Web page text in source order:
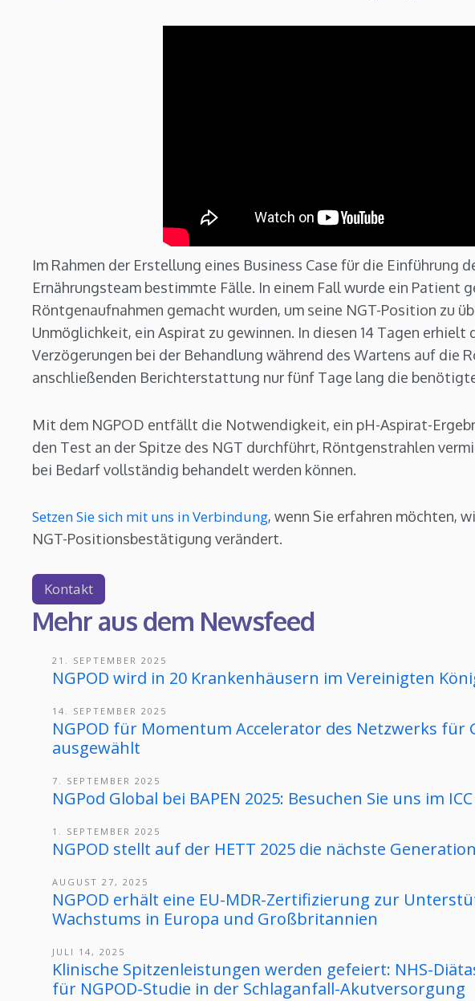
Im Rahmen der Erstellung eines Business Case für die Einführung
Ernährungsteam bestimmte Fälle. In einem Fall wurde ein Patient
Röntgenaufnahmen gemacht wurden, um seine NGT-Position zu
Unmöglichkeit, ein Aspirat zu gewinnen. In diesen 14 Tagen
Verzögerungen bei der Behandlung während des Wartens auf die
anschließenden Berichterstattung nur fünf Tage lang die
Mit dem NGPOD entfällt die Notwendigkeit, ein pH-Aspirat-
den Test an der Spitze des NGT durchführt, Röntgenstrahlen
bei Bedarf vollständig behandelt werden können.
Setzen Sie sich mit uns in Verbindung, wenn Sie erfahren möchten,
NGT-Positionsbestätigung verändert.
Kontakt
Mehr aus dem Newsfeed
21. SEPTEMBER 2025
NGPOD wird in 20 Krankenhäusern im Vereinigten
14. SEPTEMBER 2025
NGPOD für Momentum Accelerator des Netzwerks
ausgewählt
7. SEPTEMBER 2025
NGPod Global bei BAPEN 2025: Besuchen Sie uns im
1. SEPTEMBER 2025
NGPOD stellt auf der HETT 2025 die nächste
AUGUST 27, 2025
NGPOD erhält eine EU-MDR-Zertifizierung zur
Wachstums in Europa und Großbritannien
JULI 14, 2025
Klinische Spitzenleistungen werden gefeiert: NHS-
für NGPOD-Studie in der Schlaganfall-Akutversorgung